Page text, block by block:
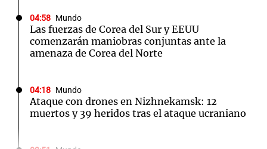
04:58 Mundo
Las fuerzas de Corea del Sur y EEUU
comenzarán maniobras conjuntas ante la
amenaza de Corea del Norte
04:18 Mundo
Ataque con drones en Nizhnekamsk: 12
muertos y 39 heridos tras el ataque ucraniano